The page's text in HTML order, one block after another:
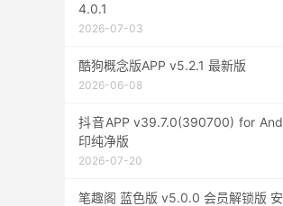
4.0.1
2026-07-03
酷狗概念版APP v5.2.1 最新版
2026-06-08
抖音APP v39.7.0(390700) for
印纯净版
2026-07-20
笔趣阁 蓝色版 v5.0.0 会员解锁版